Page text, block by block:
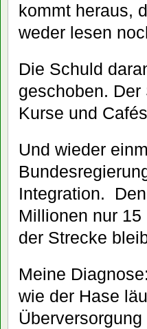
kommt heraus,
weder lesen
Die Schuld
geschoben.
Kurse und
Und wieder
Integration.
Millionen nur
der Strecke
Meine
wie der Hase